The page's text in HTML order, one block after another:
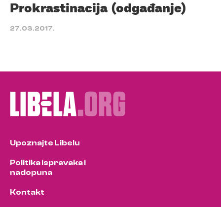
Prokrastinacija (odgađanje)
27.03.2017.
Upoznajte Libelu
Politika ispravaka i
nadopuna
Kontakt